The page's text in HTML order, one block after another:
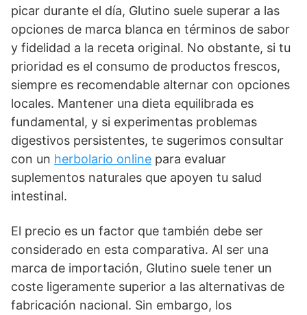
picar durante el día, Glutino suele superar a las
opciones de marca blanca en términos de sabor
y fidelidad a la receta original. No obstante, si tu
prioridad es el consumo de productos frescos,
siempre es recomendable alternar con opciones
locales. Mantener una dieta equilibrada es
fundamental, y si experimentas problemas
digestivos persistentes, te sugerimos consultar
con un herbolario online para evaluar
suplementos naturales que apoyen tu salud
intestinal.
El precio es un factor que también debe ser
considerado en esta comparativa. Al ser una
marca de importación, Glutino suele tener un
coste ligeramente superior a las alternativas de
fabricación nacional. Sin embargo, los